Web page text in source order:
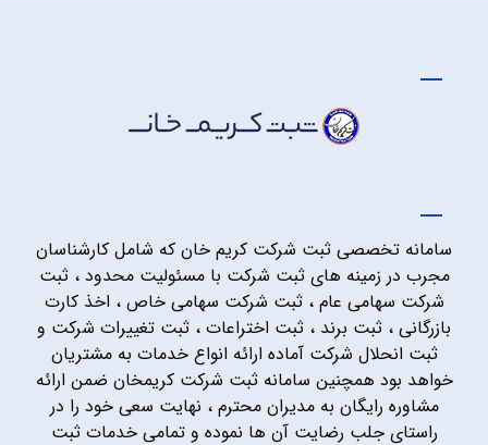
سامانه تخصصی ثبت شرکت کریم خان که شامل کارشناسان
مجرب در زمینه های ثبت شرکت با مسئولیت محدود ، ثبت
شرکت سهامی عام ، ثبت شرکت سهامی خاص ، اخذ کارت
بازرگانی ، ثبت برند ، ثبت اختراعات ، ثبت تغییرات شرکت و
ثبت انحلال شرکت آماده ارائه انواع خدمات به مشتریان
خواهد بود همچنین سامانه ثبت شرکت کریمخان ضمن ارائه
مشاوره رایگان به مدیران محترم ، نهایت سعی خود را در
راستای جلب رضایت آن ها نموده و تمامی خدمات ثبت